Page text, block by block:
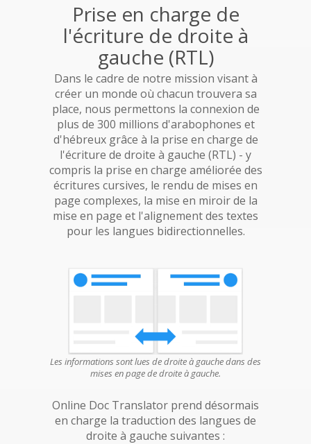
Prise en charge de
l'écriture de droite à
gauche (RTL)
Dans le cadre de notre mission visant à
créer un monde où chacun trouvera sa
place, nous permettons la connexion de
plus de 300 millions d'arabophones et
d'hébreux grâce à la prise en charge de
l'écriture de droite à gauche (RTL) - y
compris la prise en charge améliorée des
écritures cursives, le rendu de mises en
page complexes, la mise en miroir de la
mise en page et l'alignement des textes
pour les langues bidirectionnelles.
Les informations sont lues de droite à gauche dans des
mises en page de droite à gauche.
Online Doc Translator prend désormais
en charge la traduction des langues de
droite à gauche suivantes :